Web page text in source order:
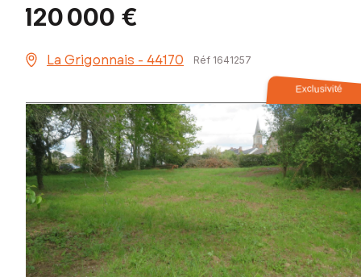
120 000 €
La Grigonnais - 44170 Réf 1641257
Exclusivité